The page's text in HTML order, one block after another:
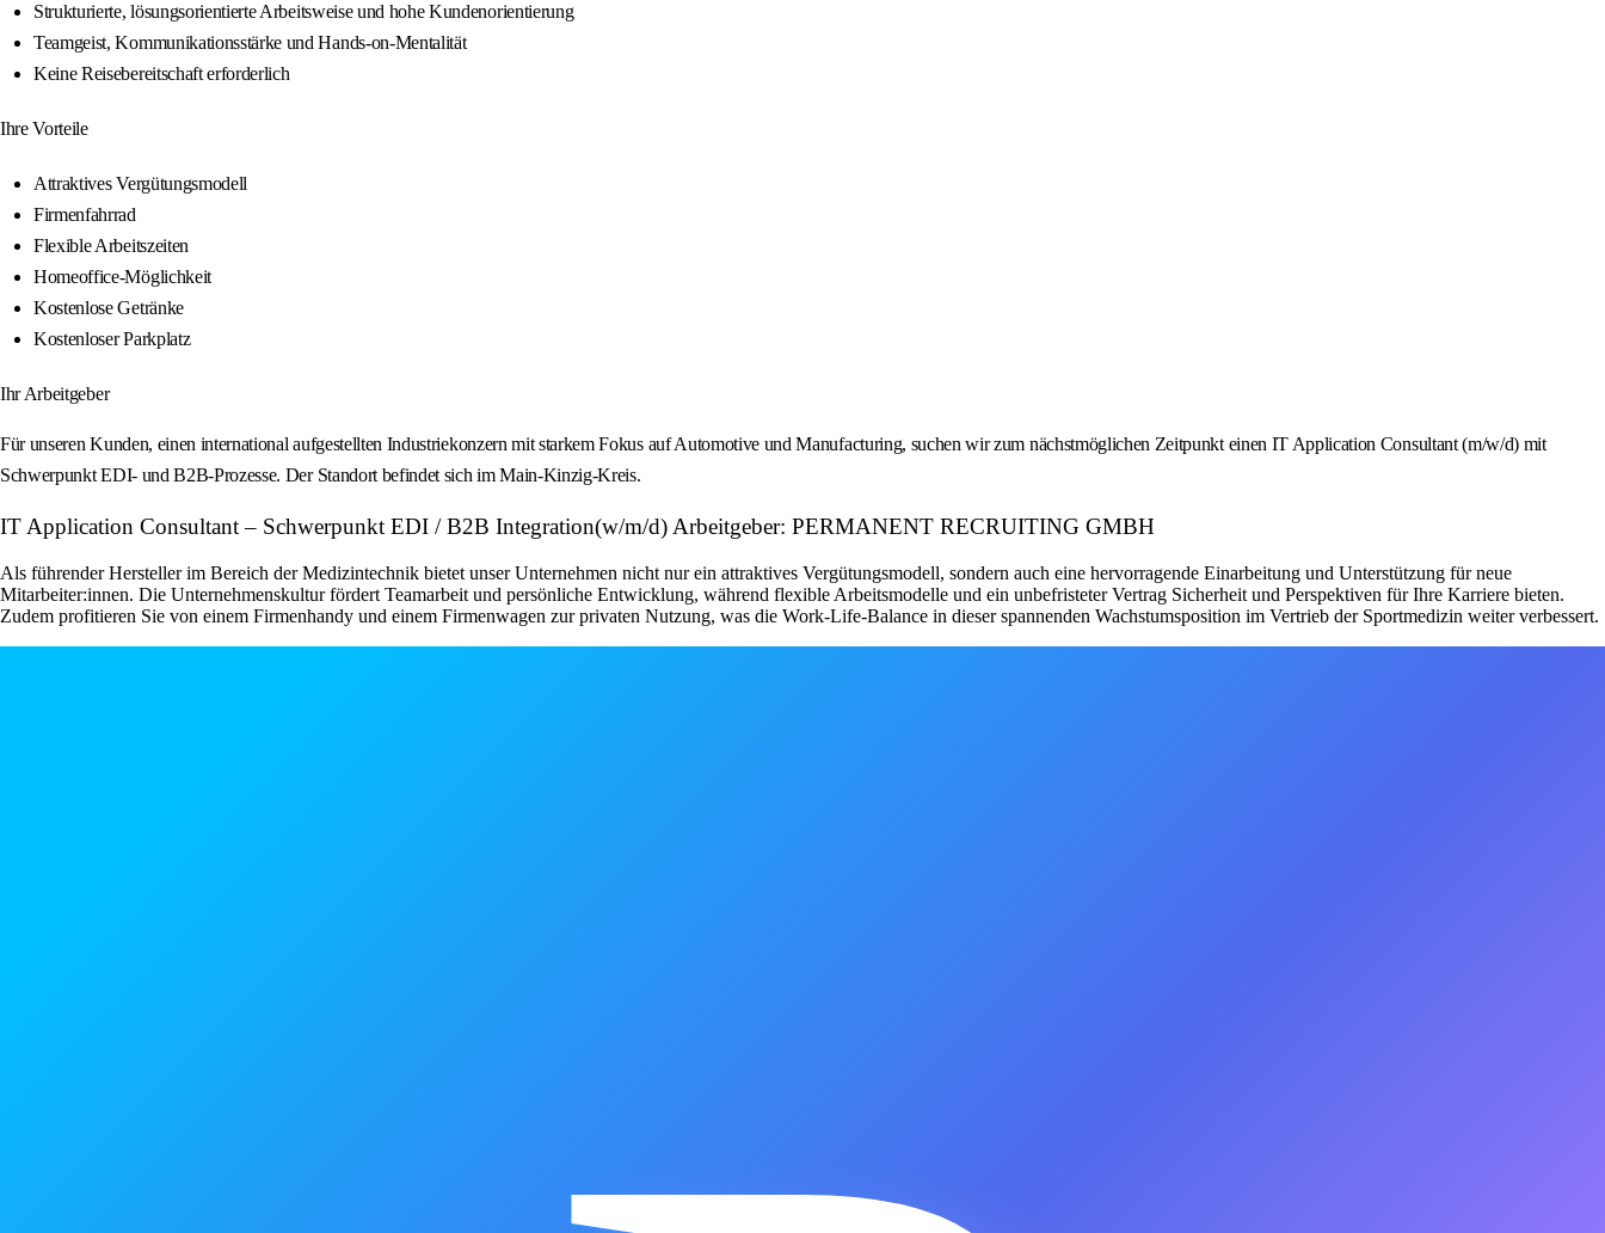
Strukturierte, lösungsorientierte Arbeitsweise und hohe Kundenorientierung
Teamgeist, Kommunikationsstärke und Hands-on-Mentalität
Keine Reisebereitschaft erforderlich
Ihre Vorteile
Attraktives Vergütungsmodell
Firmenfahrrad
Flexible Arbeitszeiten
Homeoffice-Möglichkeit
Kostenlose Getränke
Kostenloser Parkplatz
Ihr Arbeitgeber
Für unseren Kunden, einen international aufgestellten Industriekonzern mit starkem Fokus auf Automotive und Manufacturing, suchen wir zum nächstmöglichen Zeitpunkt einen IT Application Consultant (m/w/d) mit
Schwerpunkt EDI- und B2B-Prozesse. Der Standort befindet sich im Main-Kinzig-Kreis.
IT Application Consultant – Schwerpunkt EDI / B2B Integration(w/m/d) Arbeitgeber: PERMANENT RECRUITING GMBH
Als führender Hersteller im Bereich der Medizintechnik bietet unser Unternehmen nicht nur ein attraktives Vergütungsmodell, sondern auch eine hervorragende Einarbeitung und Unterstützung für neue
Mitarbeiter:innen. Die Unternehmenskultur fördert Teamarbeit und persönliche Entwicklung, während flexible Arbeitsmodelle und ein unbefristeter Vertrag Sicherheit und Perspektiven für Ihre Karriere bieten.
Zudem profitieren Sie von einem Firmenhandy und einem Firmenwagen zur privaten Nutzung, was die Work-Life-Balance in dieser spannenden Wachstumsposition im Vertrieb der Sportmedizin weiter verbessert.